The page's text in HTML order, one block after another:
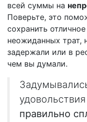
всей суммы на
Поверьте, это
сохранить
неожиданных трат,
задержали или в
чем вы думали.
правильно